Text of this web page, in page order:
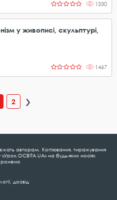
1330
у живописі, скульптурі,
1467
2
авторам. Копіювання, тиражування
на будь-яких носіях
досвід